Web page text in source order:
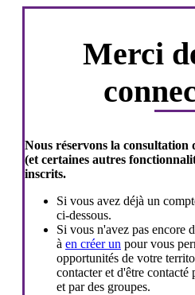
Merci
Nous réservons la
(et certaines autres
inscrits.
Si vous avez déjà un
ci-dessous.
Si vous n'avez pas encore
à en créer un pour vous
opportunités de votre
contacter et d'être contacté
et par des groupes.